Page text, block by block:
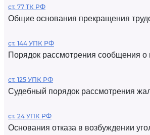
ст. 77 ТК РФ
Общие основания прекращения
ст. 144 УПК РФ
Порядок рассмотрения сообщения о
ст. 125 УПК РФ
Судебный порядок рассмотрения
ст. 24 УПК РФ
Основания отказа в возбуждении